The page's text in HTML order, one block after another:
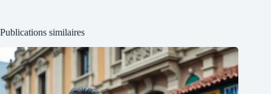
Publications similaires